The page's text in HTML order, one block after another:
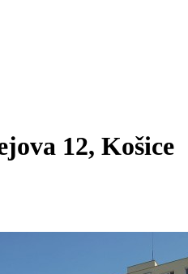
12, Košice